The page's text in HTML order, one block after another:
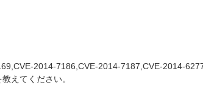
2014-7186,CVE-2014-7187,CVE-2014-
えてください。